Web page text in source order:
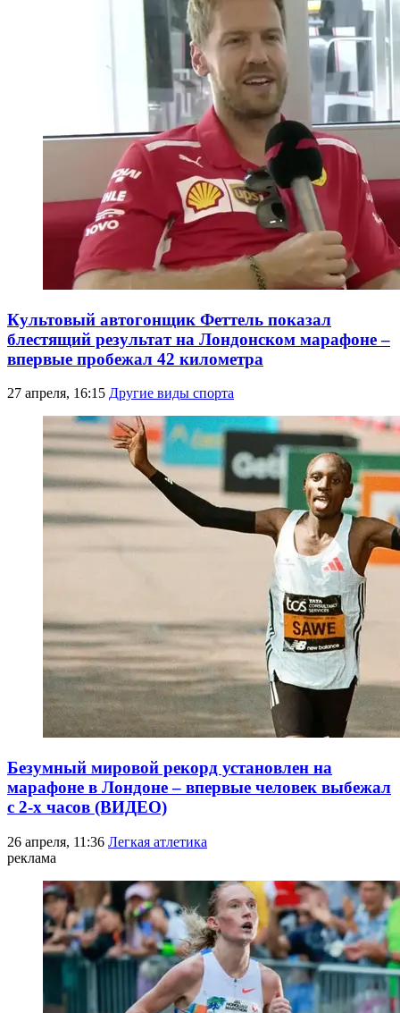
Культовый автогонщик Феттель показал
блестящий результат на Лондонском марафоне –
впервые пробежал 42 километра
27 апреля, 16:15 Другие виды спорта
Безумный мировой рекорд установлен на
марафоне в Лондоне – впервые человек выбежал
с 2-х часов (ВИДЕО)
26 апреля, 11:36 Легкая атлетика
реклама